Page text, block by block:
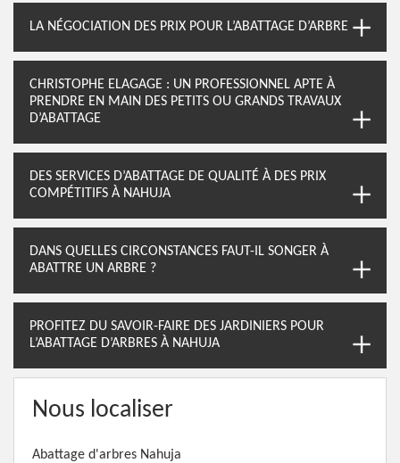
LA NÉGOCIATION DES PRIX POUR L’ABATTAGE D’ARBRE
CHRISTOPHE ELAGAGE : UN PROFESSIONNEL APTE À
PRENDRE EN MAIN DES PETITS OU GRANDS TRAVAUX
D’ABATTAGE
DES SERVICES D’ABATTAGE DE QUALITÉ À DES PRIX
COMPÉTITIFS À NAHUJA
DANS QUELLES CIRCONSTANCES FAUT-IL SONGER À
ABATTRE UN ARBRE ?
PROFITEZ DU SAVOIR-FAIRE DES JARDINIERS POUR
L’ABATTAGE D’ARBRES À NAHUJA
Nous localiser
Abattage d'arbres Nahuja